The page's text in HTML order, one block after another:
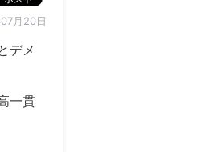
月20日
デメ
一貫